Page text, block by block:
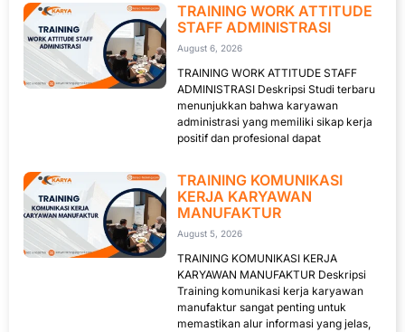
TRAINING WORK ATTITUDE
STAFF ADMINISTRASI
August 6, 2026
TRAINING WORK ATTITUDE STAFF
ADMINISTRASI Deskripsi Studi terbaru
menunjukkan bahwa karyawan
administrasi yang memiliki sikap kerja
positif dan profesional dapat
TRAINING KOMUNIKASI
KERJA KARYAWAN
MANUFAKTUR
August 5, 2026
TRAINING KOMUNIKASI KERJA
KARYAWAN MANUFAKTUR Deskripsi
Training komunikasi kerja karyawan
manufaktur sangat penting untuk
memastikan alur informasi yang jelas,